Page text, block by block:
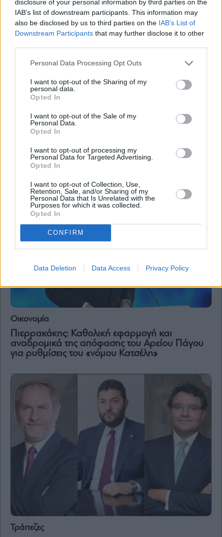
disclosure of your personal information by third parties on the
IAB’s list of downstream participants. This information may
also be disclosed by us to third parties on the IAB’s List of
Downstream Participants that may further disclose it to other
Personal Data Processing Opt Outs
I want to opt-out of the Sharing of my
personal data.
Opted In
I want to opt-out of the Sale of my
Personal Data.
Opted In
I want to opt-out of processing my
Personal Data for Targeted Advertising.
Opted In
I want to opt-out of Collection, Use,
Retention, Sale, and/or Sharing of my
Personal Data that Is Unrelated with the
Purposes for which it was collected.
Opted In
CONFIRM
Data Deletion Data Access Privacy Policy
Οικονομία
αναδρομικά τα δάνεια του Ν. Κατσέλη –
Ρύθμιση «ανάσα» Πιερρακάκη για 100.000
δανειολήπτες
Οικονομία
Πιερρακάκης: Καθολική εφαρμογή και
αναδρομικά της απόφασης του Αρείου Πάγου
για ρυθμίσεις του «νόμου Κατσέλη»
Τράπεζες